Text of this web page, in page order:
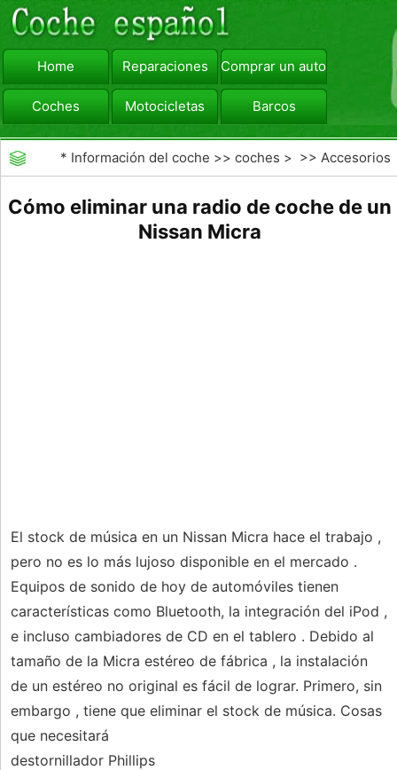
Home Reparaciones Comprar un automóvil
Coches Motocicletas Barcos
viajar Camiones
* Información del coche >>coches > >>Accesorios
Cómo eliminar una radio de coche de un
Nissan Micra
El stock de música en un Nissan Micra hace el trabajo ,
pero no es lo más lujoso disponible en el mercado .
Equipos de sonido de hoy de automóviles tienen
características como Bluetooth, la integración del iPod ,
e incluso cambiadores de CD en el tablero . Debido al
tamaño de la Micra estéreo de fábrica , la instalación
de un estéreo no original es fácil de lograr. Primero, sin
embargo , tiene que eliminar el stock de música. Cosas
que necesitará
destornillador Phillips